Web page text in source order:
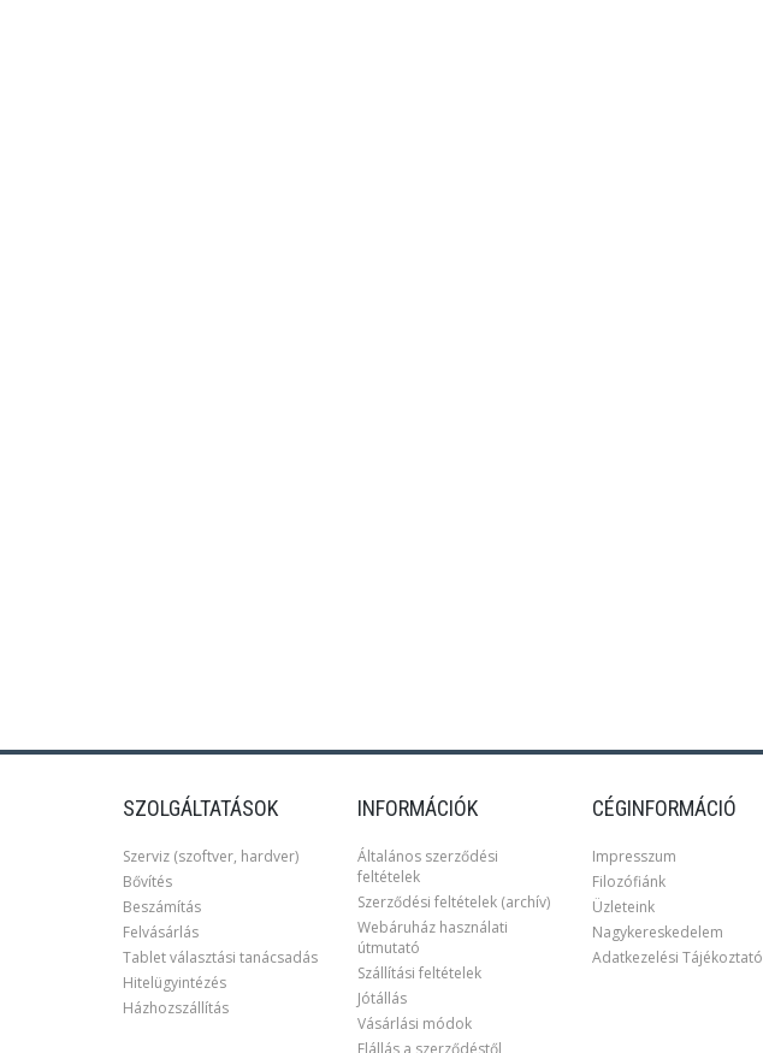
SZOLGÁLTATÁSOK
Szerviz (szoftver, hardver)
Bővítés
Beszámítás
Felvásárlás
Tablet választási tanácsadás
Hitelügyintézés
Házhozszállítás
INFORMÁCIÓK
Általános szerződési
feltételek
Szerződési feltételek (archív)
Webáruház használati
útmutató
Szállítási feltételek
Jótállás
Vásárlási módok
CÉGINFORMÁCIÓ
Impresszum
Filozófiánk
Üzleteink
Nagykereskedelem
Adatkezelési Tájékoztató